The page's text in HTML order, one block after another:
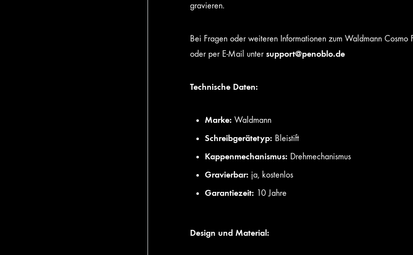
gravieren.
Bei Fragen oder weiteren Informationen zum Waldmann
oder per E-Mail untersupport@penoblo.de
Technische Daten:
Marke: Waldmann
Schreibgerätetyp: Bleistift
Kappenmechanismus: Drehmechanismus
Gravierbar: ja, kostenlos
Garantiezeit: 10 Jahre
Design und Material: